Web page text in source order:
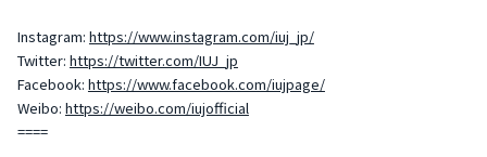
Instagram: https://www.instagram.com/iuj_jp/
Twitter: https://twitter.com/IUJ_jp
Facebook: https://www.facebook.com/iujpage/
Weibo: https://weibo.com/iujofficial
====